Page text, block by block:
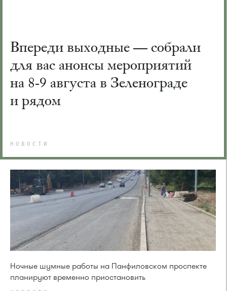
Впереди выходные — собрали
для вас анонсы мероприятий
на 8-9 августа в Зеленограде
и рядом
НОВОСТИ
Ночные шумные работы на Панфиловском проспекте
планируют временно приостановить